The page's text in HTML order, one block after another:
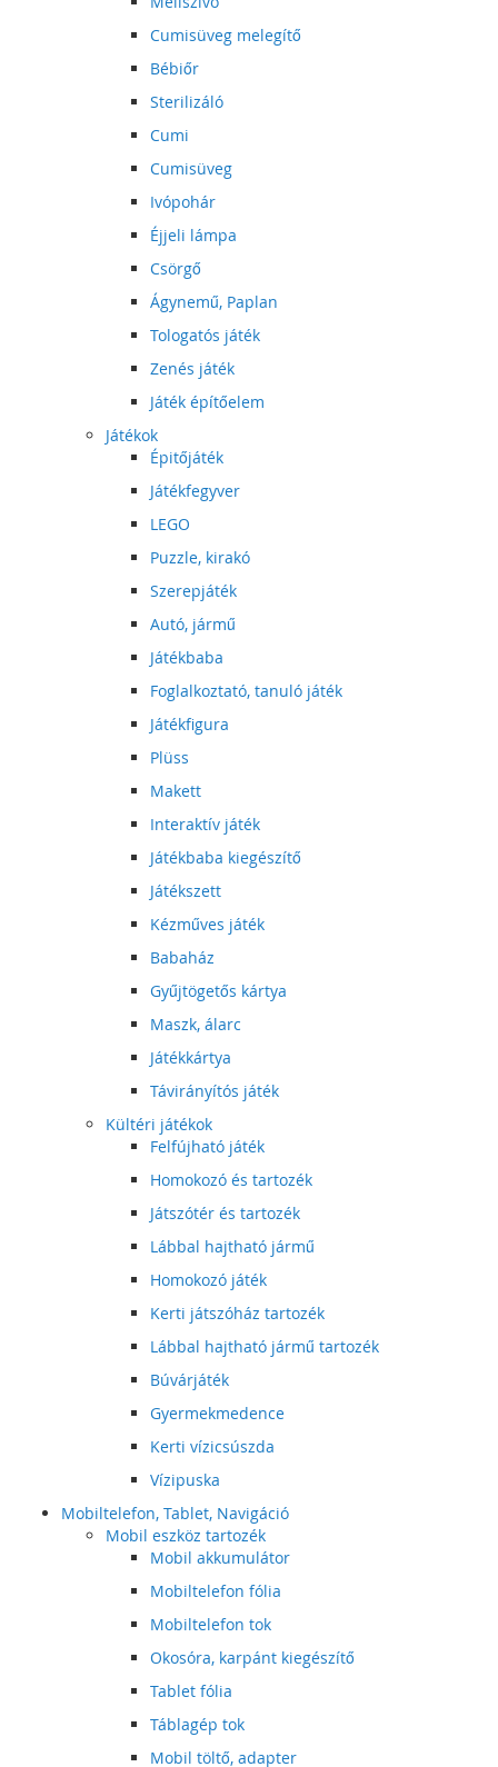
Cumisüveg melegítő
Bébiőr
Sterilizáló
Cumi
Cumisüveg
Ivópohár
Éjjeli lámpa
Csörgő
Ágynemű, Paplan
Tologatós játék
Zenés játék
Játék építőelem
Játékok
Épitőjáték
Játékfegyver
LEGO
Puzzle, kirakó
Szerepjáték
Autó, jármű
Játékbaba
Foglalkoztató, tanuló játék
Játékfigura
Plüss
Makett
Interaktív játék
Játékbaba kiegészítő
Játékszett
Kézműves játék
Babaház
Gyűjtögetős kártya
Maszk, álarc
Játékkártya
Távirányítós játék
Kültéri játékok
Felfújható játék
Homokozó és tartozék
Játszótér és tartozék
Lábbal hajtható jármű
Homokozó játék
Kerti játszóház tartozék
Lábbal hajtható jármű tartozék
Búvárjáték
Gyermekmedence
Kerti vízicsúszda
Vízipuska
Mobiltelefon, Tablet, Navigáció
Mobil eszköz tartozék
Mobil akkumulátor
Mobiltelefon fólia
Mobiltelefon tok
Okosóra, karpánt kiegészítő
Tablet fólia
Táblagép tok
Mobil töltő, adapter